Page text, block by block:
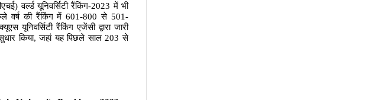
वर्ल्ड यूनिवर्सिटी रैंकिंग-2023 में भी
वर्ष की रैंकिंग में601-800 से 501-
यूनिवर्सिटी रैंकिंग एजेंसी द्वारा जारी
किया,जहां यह पिछले साल 203 से